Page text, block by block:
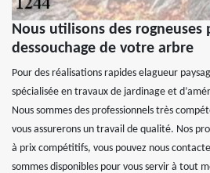
Nous utilisons des rogneuses
dessouchage de votre arbre
Pour des réalisations rapides elagueur
spécialisée en travaux de jardinage et
Nous sommes des professionnels très
vous assurerons un travail de qualité. Nos
à prix compétitifs, vous pouvez nous
sommes disponibles pour vous servir à tout